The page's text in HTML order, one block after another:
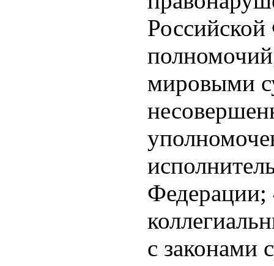
Российской
мировыми
с законами